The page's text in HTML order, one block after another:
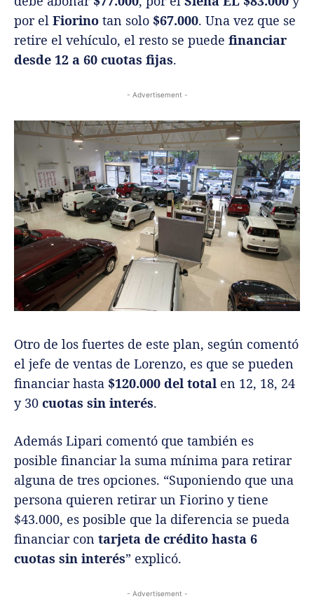
por el Fiorino tan solo $67.000. Una vez que se
retire el vehículo, el resto se puede financiar
desde 12 a 60 cuotas fijas.
- Advertisement -
Otro de los fuertes de este plan, según comentó
el jefe de ventas de Lorenzo, es que se pueden
financiar hasta $120.000 del total en 12, 18, 24
y 30 cuotas sin interés.
Además Lipari comentó que también es
posible financiar la suma mínima para retirar
alguna de tres opciones. “Suponiendo que una
persona quieren retirar un Fiorino y tiene
$43.000, es posible que la diferencia se pueda
financiar con tarjeta de crédito hasta 6
cuotas sin interés” explicó.
- Advertisement -